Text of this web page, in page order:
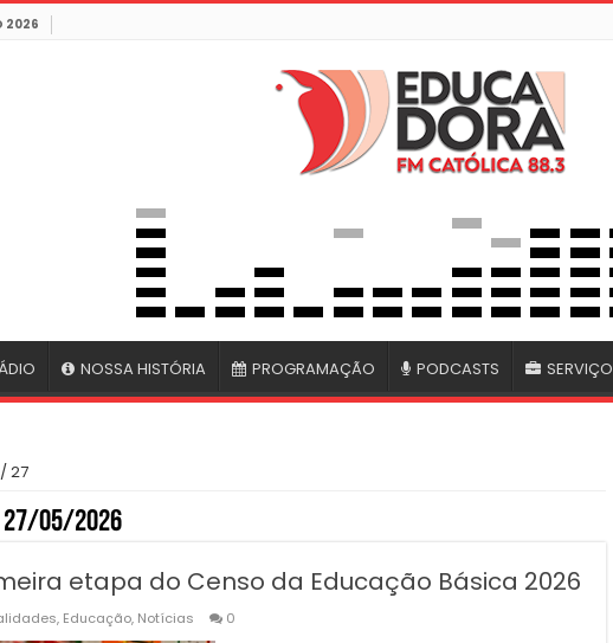
2026
NOSSA HISTÓRIA PROGRAMAÇÃO PODCASTS SERVIÇO
/27
27/05/2026
etapa do Censo da Educação Básica 2026
, Educação, Notícias 0